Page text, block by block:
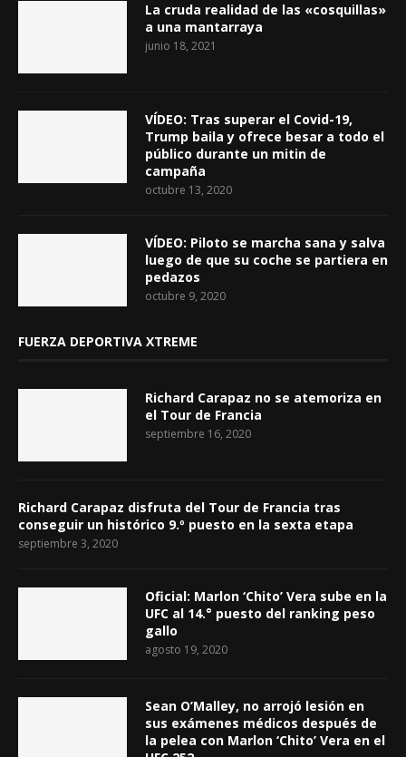
La cruda realidad de las «cosquillas»
a una mantarraya
junio 18, 2021
VÍDEO: Tras superar el Covid-19,
Trump baila y ofrece besar a todo el
público durante un mitin de
campaña
octubre 13, 2020
VÍDEO: Piloto se marcha sana y salva
luego de que su coche se partiera en
pedazos
octubre 9, 2020
FUERZA DEPORTIVA XTREME
Richard Carapaz no se atemoriza en
el Tour de Francia
septiembre 16, 2020
Richard Carapaz disfruta del Tour de Francia tras
conseguir un histórico 9.º puesto en la sexta etapa
septiembre 3, 2020
Oficial: Marlon ‘Chito’ Vera sube en la
UFC al 14.° puesto del ranking peso
gallo
agosto 19, 2020
Sean O’Malley, no arrojó lesión en
sus exámenes médicos después de
la pelea con Marlon ‘Chito’ Vera en el